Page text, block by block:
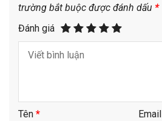
trường bắt buộc được đánh dấu *
Đánh giá
Tên * Email